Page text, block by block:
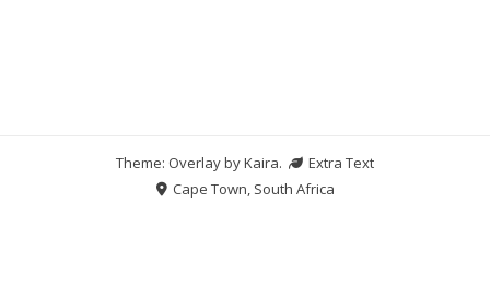
Theme: Overlay byKaira.
Extra Text
Cape Town, South Africa